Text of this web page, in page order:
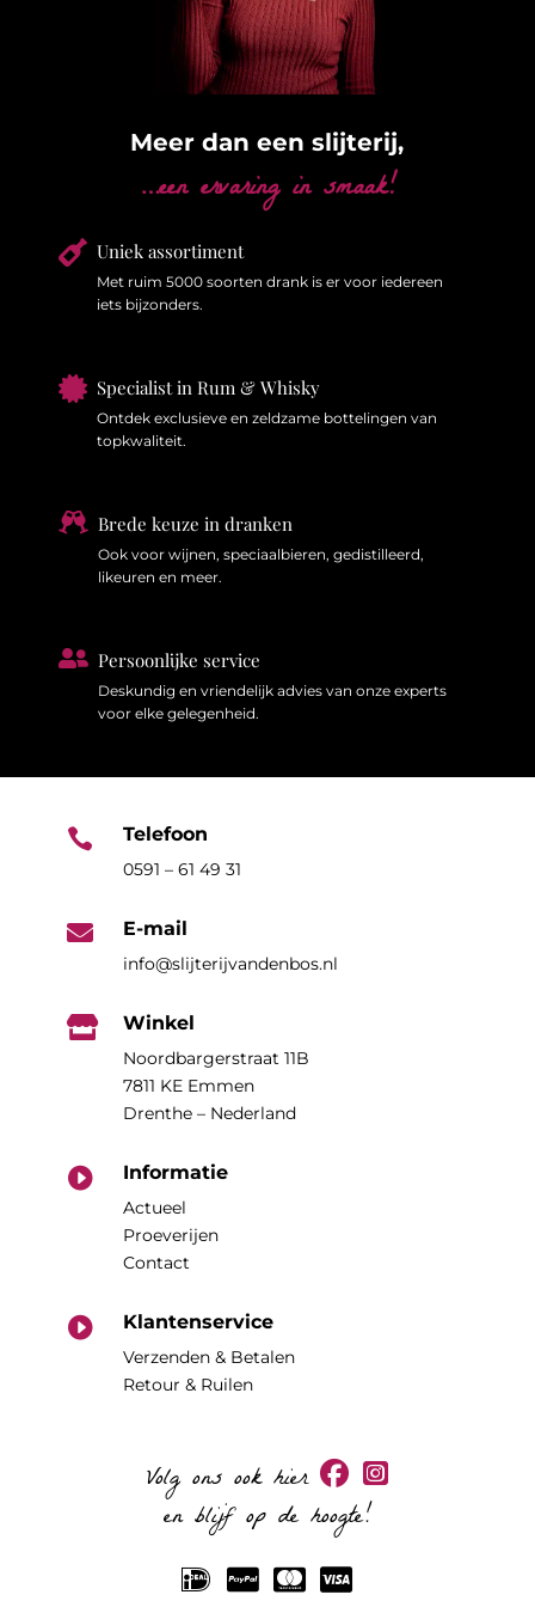
Meer dan een slijterij,
…een ervaring in smaak!
 Uniek assortiment
Met ruim 5000 soorten drank is er voor iedereen
iets bijzonders.
 Specialist in Rum & Whisky
Ontdek exclusieve en zeldzame bottelingen van
topkwaliteit.
 Brede keuze in dranken
Ook voor wijnen, speciaalbieren, gedistilleerd,
likeuren en meer.
 Persoonlijke service
Deskundig en vriendelijk advies van onze experts
voor elke gelegenheid.
 Telefoon
0591 – 61 49 31
 E-mail
info@slijterijvandenbos.nl
 Winkel
Noordbargerstraat 11B
7811 KE Emmen
Drenthe – Nederland
 Informatie
Actueel
Proeverijen
Contact
 Klantenservice
Verzenden & Betalen
Retour & Ruilen
Volg ons ook hier
en blijf op de hoogte!